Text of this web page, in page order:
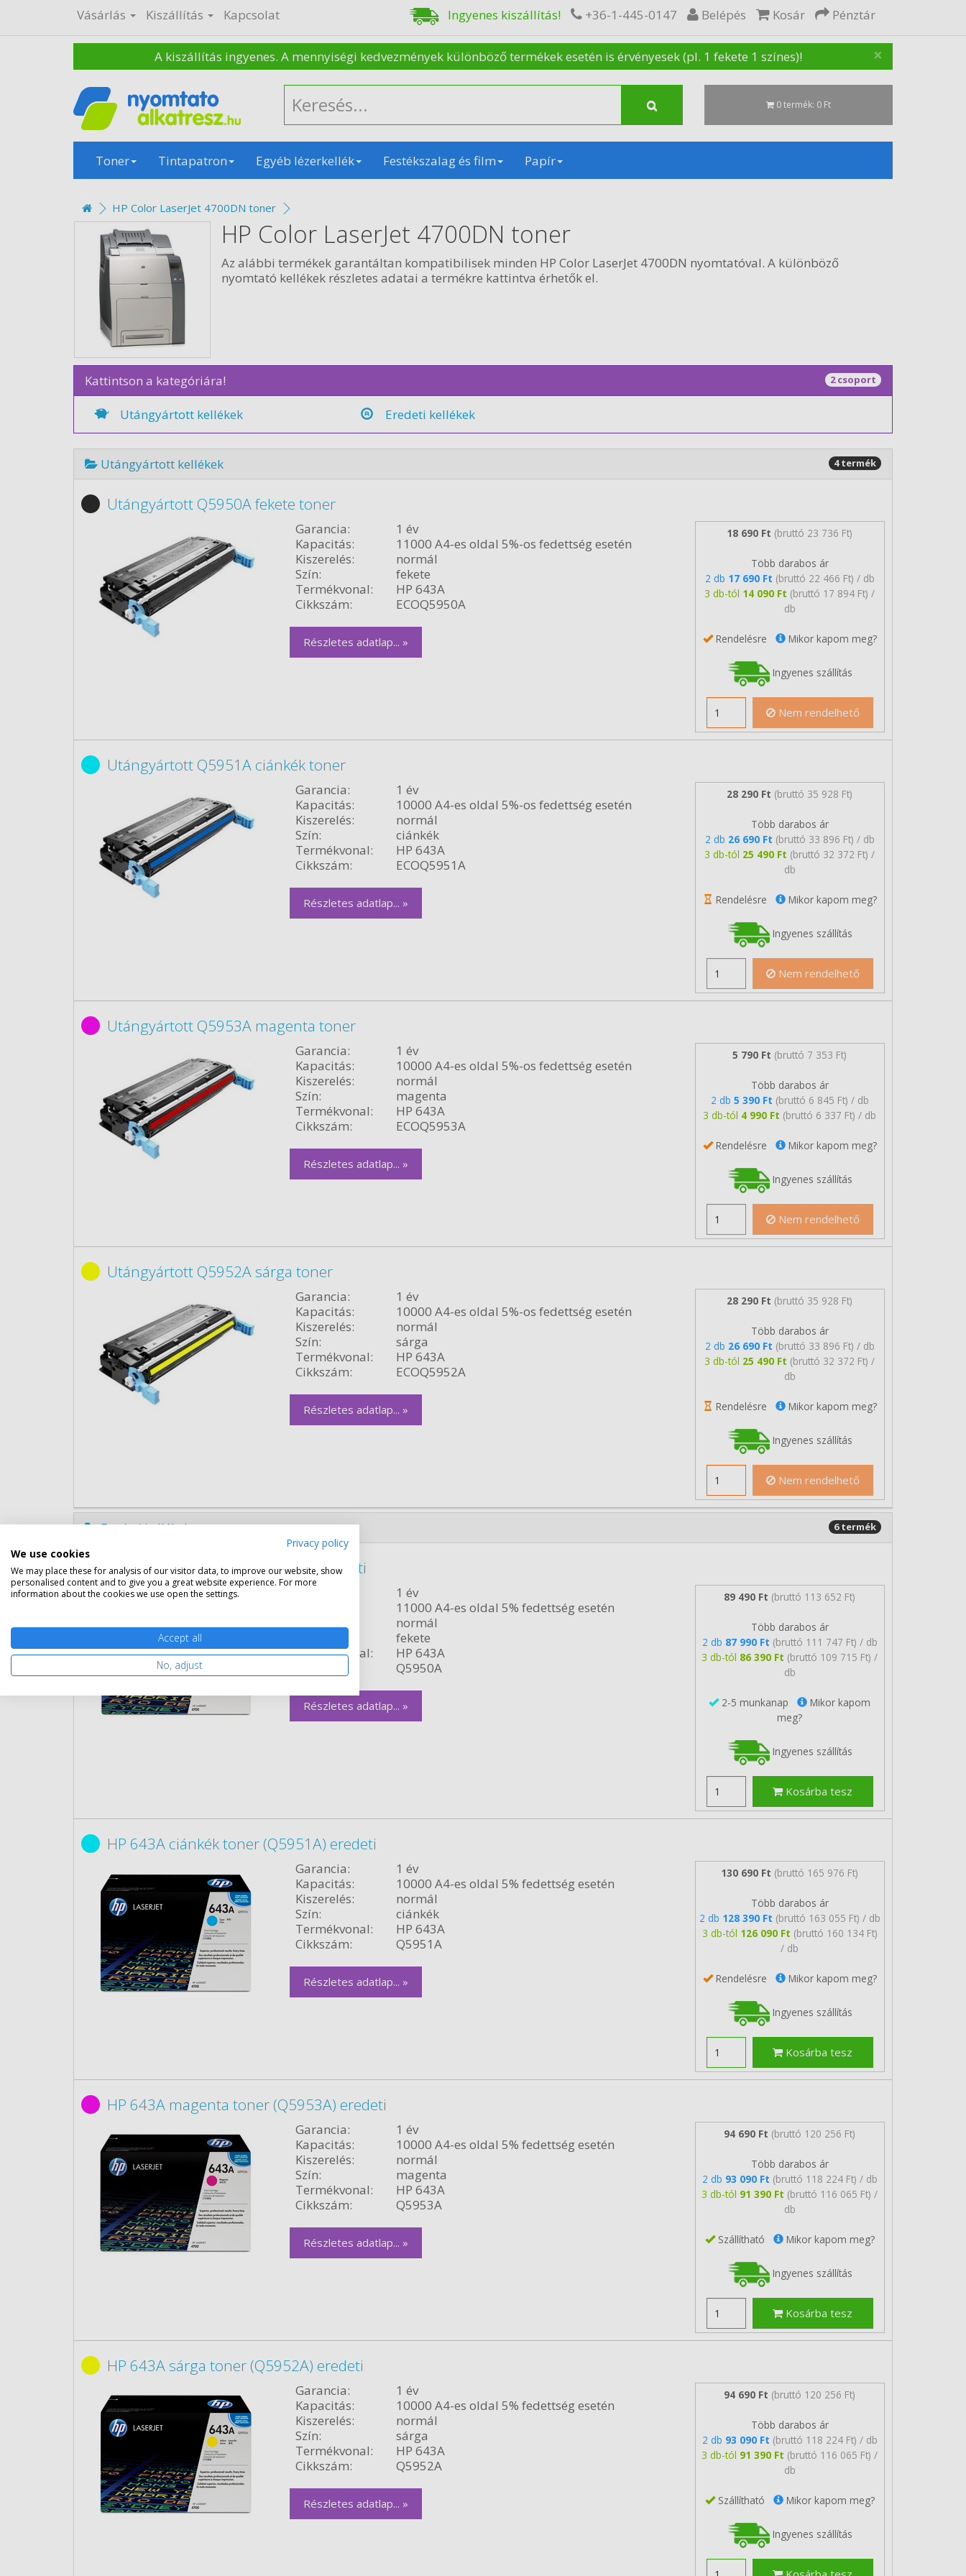
Vásárlás Kiszállítás Kapcsolat Ingyenes kiszállítás! +36-1-445-0147 Belépés Kosár Pénztár
×
A kiszállítás ingyenes. A mennyiségi kedvezmények különböző termékek esetén is érvényesek (pl. 1 fekete 1 színes)!
0 termék: 0 Ft
Toner Tintapatron Egyéb lézerkellék Festékszalag és film Papír
HP Color LaserJet 4700DN toner
HP Color LaserJet 4700DN toner
Az alábbi termékek garantáltan kompatibilisek minden HP Color LaserJet 4700DN nyomtatóval. A különböző
nyomtató kellékek részletes adatai a termékre kattintva érhetők el.
Kattintson a kategóriára! 2 csoport
Utángyártott kellékek Eredeti kellékek
Utángyártott kellékek 4 termék
Utángyártott Q5950A fekete toner
Garancia:
1 év
Kapacitás:
11000 A4-es oldal 5%-os fedettség esetén
Kiszerelés:
normál
Szín:
fekete
Termékvonal:
HP 643A
Cikkszám:
ECOQ5950A
Részletes adatlap... »
18 690 Ft (bruttó 23 736 Ft)
Több darabos ár
2 db 17 690 Ft (bruttó 22 466 Ft) / db
3 db-tól 14 090 Ft (bruttó 17 894 Ft) /
db
Rendelésre Mikor kapom meg?
Ingyenes szállítás
Nem rendelhető
Utángyártott Q5951A ciánkék toner
Garancia:
1 év
Kapacitás:
10000 A4-es oldal 5%-os fedettség esetén
Kiszerelés:
normál
Szín:
ciánkék
Termékvonal:
HP 643A
Cikkszám:
ECOQ5951A
Részletes adatlap... »
28 290 Ft (bruttó 35 928 Ft)
Több darabos ár
2 db 26 690 Ft (bruttó 33 896 Ft) / db
3 db-tól 25 490 Ft (bruttó 32 372 Ft) /
db
Rendelésre Mikor kapom meg?
Ingyenes szállítás
Nem rendelhető
Utángyártott Q5953A magenta toner
Garancia:
1 év
Kapacitás:
10000 A4-es oldal 5%-os fedettség esetén
Kiszerelés:
normál
Szín:
magenta
Termékvonal:
HP 643A
Cikkszám:
ECOQ5953A
Részletes adatlap... »
5 790 Ft (bruttó 7 353 Ft)
Több darabos ár
2 db 5 390 Ft (bruttó 6 845 Ft) / db
3 db-tól 4 990 Ft (bruttó 6 337 Ft) / db
Rendelésre Mikor kapom meg?
Ingyenes szállítás
Nem rendelhető
Utángyártott Q5952A sárga toner
Garancia:
1 év
Kapacitás:
10000 A4-es oldal 5%-os fedettség esetén
Kiszerelés:
normál
Szín:
sárga
Termékvonal:
HP 643A
Cikkszám:
ECOQ5952A
Részletes adatlap... »
28 290 Ft (bruttó 35 928 Ft)
Több darabos ár
2 db 26 690 Ft (bruttó 33 896 Ft) / db
3 db-tól 25 490 Ft (bruttó 32 372 Ft) /
db
Rendelésre Mikor kapom meg?
Ingyenes szállítás
Nem rendelhető
Eredeti kellékek 6 termék
HP 643A fekete toner (Q5950A) eredeti
1 év
11000 A4-es oldal 5% fedettség esetén
normál
fekete
Termékvonal:
HP 643A
Q5950A
Részletes adatlap... »
89 490 Ft (bruttó 113 652 Ft)
Több darabos ár
2 db 87 990 Ft (bruttó 111 747 Ft) / db
3 db-tól 86 390 Ft (bruttó 109 715 Ft) /
db
2-5 munkanap
Mikor kapom
meg?
Ingyenes szállítás
Kosárba tesz
HP 643A ciánkék toner (Q5951A) eredeti
Garancia:
1 év
Kapacitás:
10000 A4-es oldal 5% fedettség esetén
Kiszerelés:
normál
Szín:
ciánkék
Termékvonal:
HP 643A
Cikkszám:
Q5951A
Részletes adatlap... »
130 690 Ft (bruttó 165 976 Ft)
Több darabos ár
2 db 128 390 Ft (bruttó 163 055 Ft) / db
3 db-tól 126 090 Ft (bruttó 160 134 Ft)
/ db
Rendelésre Mikor kapom meg?
Ingyenes szállítás
Kosárba tesz
HP 643A magenta toner (Q5953A) eredeti
Garancia:
1 év
Kapacitás:
10000 A4-es oldal 5% fedettség esetén
Kiszerelés:
normál
Szín:
magenta
Termékvonal:
HP 643A
Cikkszám:
Q5953A
Részletes adatlap... »
94 690 Ft (bruttó 120 256 Ft)
Több darabos ár
2 db 93 090 Ft (bruttó 118 224 Ft) / db
3 db-tól 91 390 Ft (bruttó 116 065 Ft) /
db
Szállítható Mikor kapom meg?
Ingyenes szállítás
Kosárba tesz
HP 643A sárga toner (Q5952A) eredeti
Garancia:
1 év
Kapacitás:
10000 A4-es oldal 5% fedettség esetén
Kiszerelés:
normál
Szín:
sárga
Termékvonal:
HP 643A
Cikkszám:
Q5952A
Részletes adatlap... »
94 690 Ft (bruttó 120 256 Ft)
Több darabos ár
2 db 93 090 Ft (bruttó 118 224 Ft) / db
3 db-tól 91 390 Ft (bruttó 116 065 Ft) /
db
Szállítható Mikor kapom meg?
Ingyenes szállítás
Privacy policy
We use cookies
We may place these for analysis of our visitor data, to improve our website, show
personalised content and to give you a great website experience. For more
information about the cookies we use open the settings.
Accept all
No, adjust